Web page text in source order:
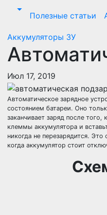
Полезные статьи
Аккумуляторы ЗУ
Июл 17, 2019
Автоматическое зарядное
состоянием батареи. Оно
заканчивает заряд после
клеммы аккумулятора и
никогда не перезарядится.
когда аккумулятор стоит